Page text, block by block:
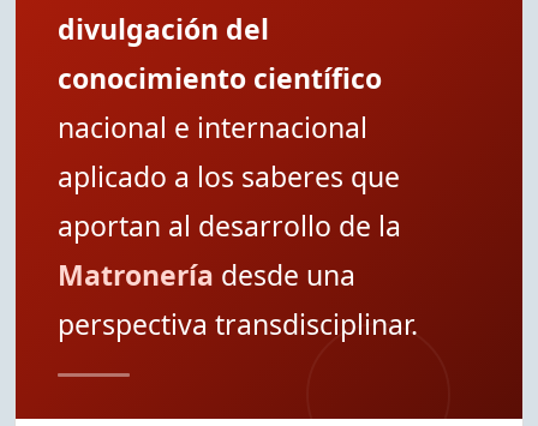
divulgación del
conocimiento científico
nacional e internacional
aplicado a los saberes que
aportan al desarrollo de la
Matronería desde una
perspectiva transdisciplinar.